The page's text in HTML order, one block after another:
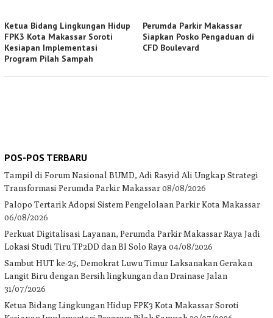
Ketua Bidang Lingkungan Hidup
FPK3 Kota Makassar Soroti
Kesiapan Implementasi
Program Pilah Sampah
Perumda Parkir Makassar
Siapkan Posko Pengaduan di
CFD Boulevard
POS-POS TERBARU
Tampil di Forum Nasional BUMD, Adi Rasyid Ali Ungkap Strategi
Transformasi Perumda Parkir Makassar08/08/2026
Palopo Tertarik Adopsi Sistem Pengelolaan Parkir Kota Makassar
06/08/2026
Perkuat Digitalisasi Layanan, Perumda Parkir Makassar Raya Jadi
Lokasi Studi Tiru TP2DD dan BI Solo Raya 04/08/2026
Sambut HUT ke-25, Demokrat Luwu Timur Laksanakan Gerakan
Langit Biru dengan Bersih lingkungan dan Drainase Jalan
31/07/2026
Ketua Bidang Lingkungan Hidup FPK3 Kota Makassar Soroti